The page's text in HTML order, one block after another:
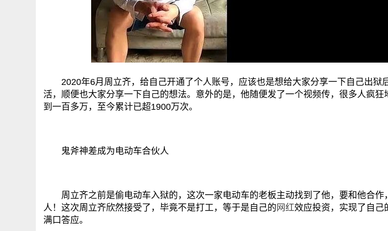
2020年6月周立齐，给自己开通了个人账号，应该也是想给大家分享一下自己出狱
活，顺便也大家分享一下自己的想法。意外的是，他随便发了一个视频传，很多人疯狂
到一百多万，至今累计已超1900万次。
鬼斧神差成为电动车合伙人
周立齐之前是偷电动车入狱的，这次一家电动车的老板主动找到了他，要和他合作
人！这次周立齐欣然接受了，毕竟不是打工，等于是自己的 网红效应投资，实现了自己
满口答应。